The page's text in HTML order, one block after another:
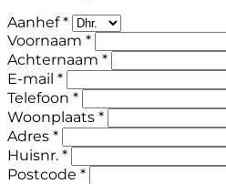
Aanhef *
Voornaam *
Achternaam *
E-mail *
Telefoon *
Woonplaats *
Adres *
Huisnr. *
Postcode *